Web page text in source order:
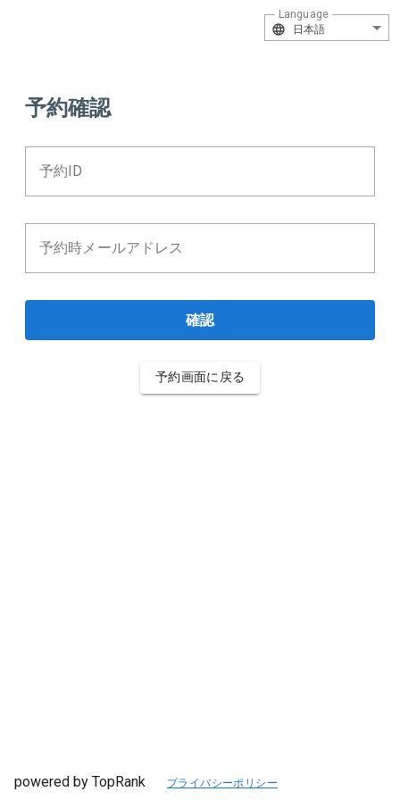
日本語
Language
予約確認
予約ID
予約時メールアドレス
確認
予約画面に戻る
powered by TopRank プライバシーポリシー